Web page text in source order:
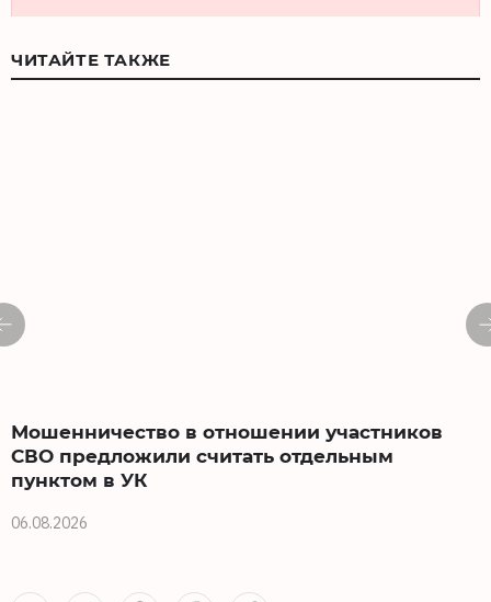
ЧИТАЙТЕ ТАКЖЕ
Мошенничество в отношении участников
СВО предложили считать отдельным
пунктом в УК
06.08.2026